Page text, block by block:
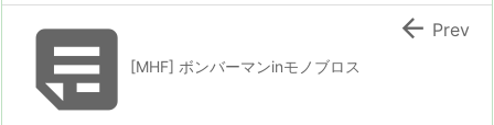
[MHF] ボンバーマンinモノブロス
 Prev